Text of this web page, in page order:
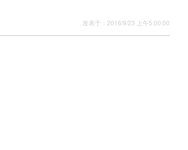
发表于：2016/9/23 上午5:00:00